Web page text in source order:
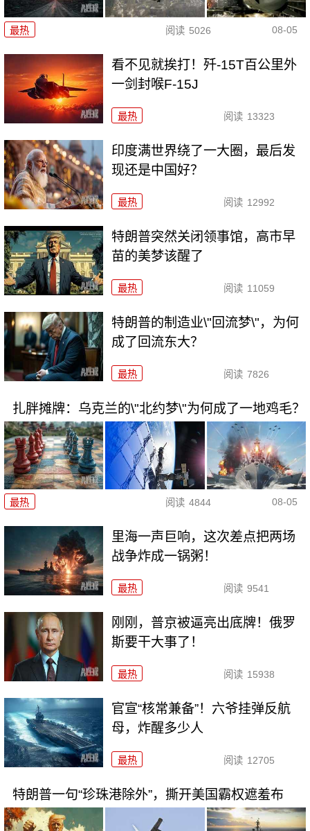
最热 阅读 5026 08-05
看不见就挨打！歼-15T百公里外
一剑封喉F-15J
最热 阅读 13323
印度满世界绕了一大圈，最后发
现还是中国好？
最热 阅读 12992
特朗普突然关闭领事馆，高市早
苗的美梦该醒了
最热 阅读 11059
特朗普的制造业\"回流梦\"，为何
成了回流东大？
最热 阅读 7826
扎胖摊牌：乌克兰的\"北约梦\"为何成了一地鸡毛？
最热 阅读 4844 08-05
里海一声巨响，这次差点把两场
战争炸成一锅粥！
最热 阅读 9541
刚刚，普京被逼亮出底牌！俄罗
斯要干大事了！
最热 阅读 15938
官宣“核常兼备”！六爷挂弹反航
母，炸醒多少人
最热 阅读 12705
特朗普一句“珍珠港除外”，撕开美国霸权遮羞布